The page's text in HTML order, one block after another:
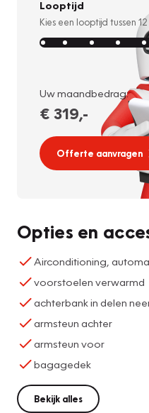
Looptijd
Kies een looptijd tussen 12
Uw maandbedrag:
€ 319,-
Offerte aanvragen
Opties en
Airconditioning,
voorstoelen verwarmd
achterbank in delen
armsteun achter
armsteun voor
bagagedek
Bekijk alles